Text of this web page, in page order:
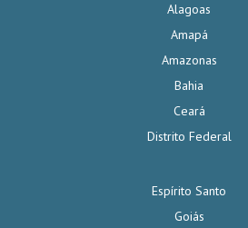
Alagoas
Amapá
Amazonas
Bahia
Ceará
Distrito Federal
Espírito Santo
Goiás